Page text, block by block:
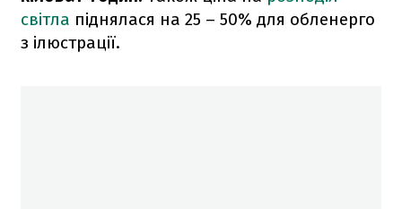
світла піднялася на 25 – 50% для обленерго
з ілюстрації.